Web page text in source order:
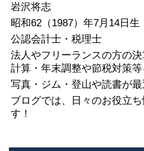
岩沢将志
昭和62（1987）年7月14日生
公認会計士・税理士
法人やフリーランスの方の
計算・年末調整や節税対策等
写真・ジム・登山や読書が
ブログでは、日々のお役立
す！